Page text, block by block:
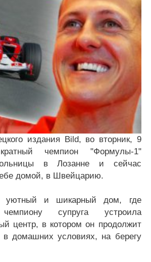
издания Bild, во вторник, 9
чемпион "Формулы-1"
в Лозанне и сейчас
домой, в Швейцарию.
уютный и шикарный дом, где
чемпиону супруга устроила
центр, в котором он продолжит
домашних условиях, на берегу